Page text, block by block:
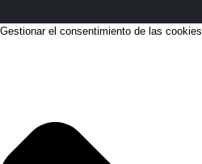
Gestionar el consentimiento de las cookies